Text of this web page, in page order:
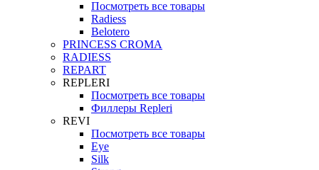
Посмотреть все товары
Radiess
Belotero
PRINCESS CROMA
RADIESS
REPART
REPLERI
Посмотреть все товары
Филлеры Repleri
REVI
Посмотреть все товары
Eye
Silk